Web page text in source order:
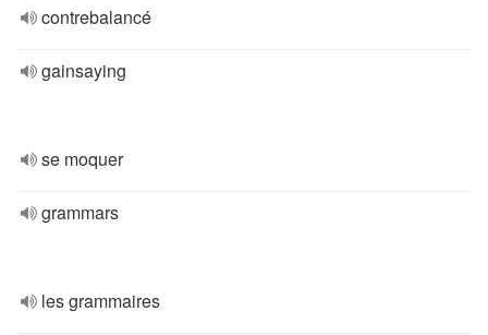
contrebalancé
gainsaying
se moquer
grammars
les grammaires